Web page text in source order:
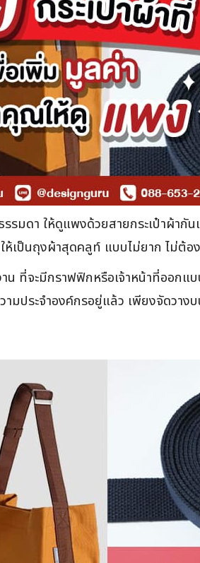
มดา ให้ดูแพงด้วยสายกระเป๋าผ้ากัน
ห้เป็นถุงผ้าสุดคลูท์ แบบไม่ยาก ไม่ต้อ
น ที่จะมีกราฟฟิกหรือเจ้าหน้าที่ออกแ
ระจำองค์กรอยู่แล้ว เพียงจัดวาง